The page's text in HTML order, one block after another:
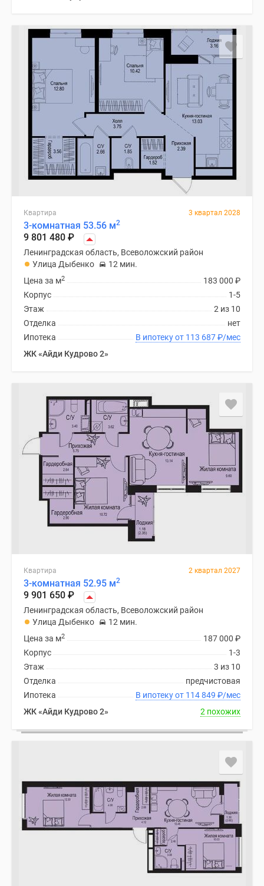
Квартира 3 квартал 2028
3-комнатная 53.56 м2
9 801 480 ₽
Ленинградская область, Всеволожский район
Улица Дыбенко
12 мин.
183 000 ₽
Цена за м2
1-5
Корпус
2 из 10
Этаж
нет
Отделка
В ипотеку от 113 687₽/мес
Ипотека
ЖК «Айди Кудрово 2»
Квартира 2 квартал 2027
3-комнатная 52.95 м2
9 901 650 ₽
Ленинградская область, Всеволожский район
Улица Дыбенко
12 мин.
187 000 ₽
Цена за м2
1-3
Корпус
3 из 10
Этаж
предчистовая
Отделка
В ипотеку от 114 849 ₽/мес
Ипотека
ЖК «Айди Кудрово 2»
2 похожих